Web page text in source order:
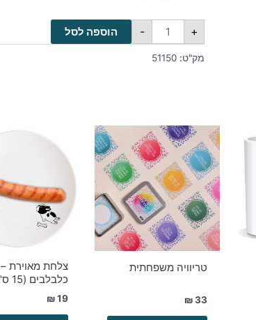
- + הוספה לסל
מק"ט: 51150
טריוויה משפחתית
₪33
צלחת מאוירת –
כלבלבים (15 ס"מ)
₪19